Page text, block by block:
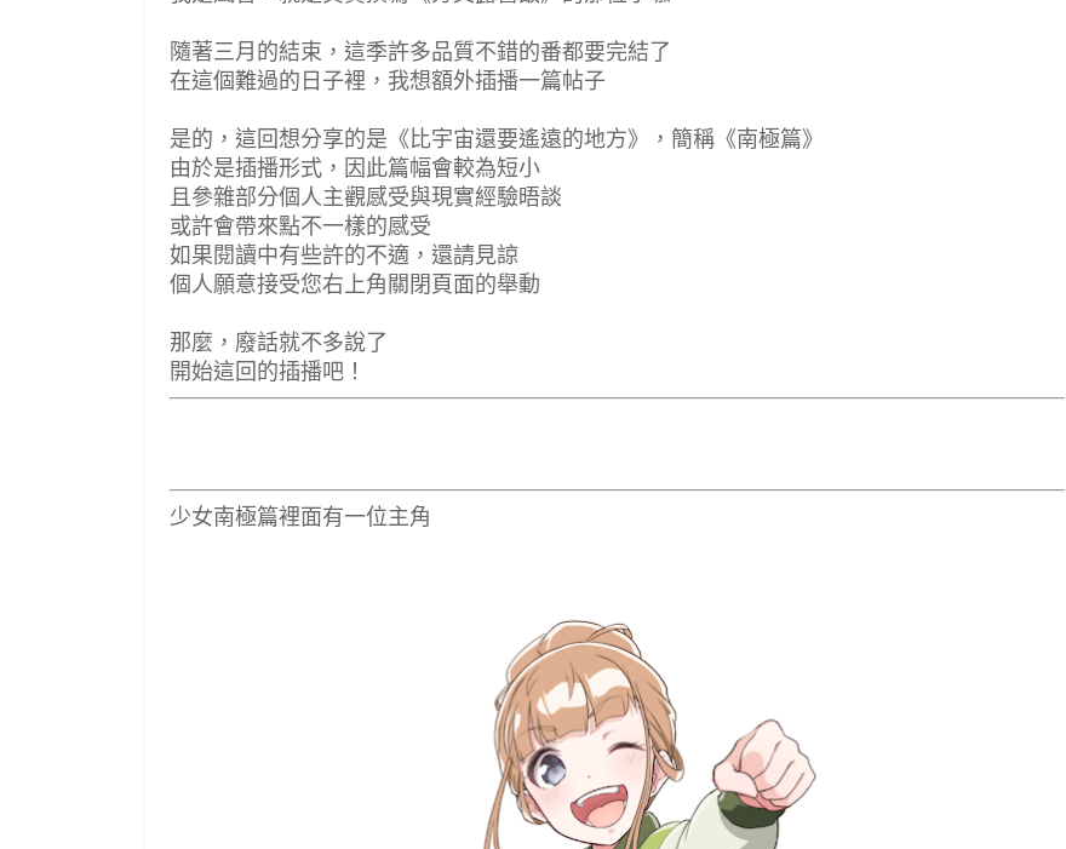
隨著三月的結束，這季許多品質不錯的番都要完結了
在這個難過的日子裡，我想額外插播一篇帖子
是的，這回想分享的是《比宇宙還要遙遠的地方》，簡稱《南極篇》
由於是插播形式，因此篇幅會較為短小
且參雜部分個人主觀感受與現實經驗晤談
或許會帶來點不一樣的感受
如果閱讀中有些許的不適，還請見諒
個人願意接受您右上角關閉頁面的舉動
那麼，廢話就不多說了
開始這回的插播吧！
少女南極篇裡面有一位主角